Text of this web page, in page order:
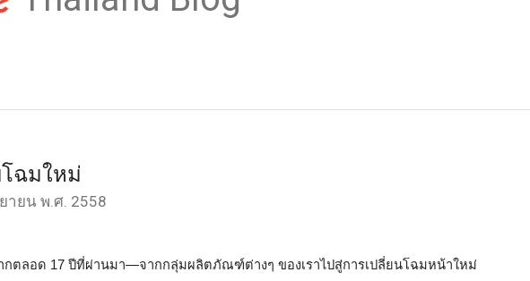
ฉมใหม่
ายน พ.ศ. 2558
กตลอด 17 ปีที่ผ่านมา—จากกลุ่มผลิตภัณฑ์ต่างๆ ของเราไปสู่การเปลี่ยนโฉมหน้าใหม่